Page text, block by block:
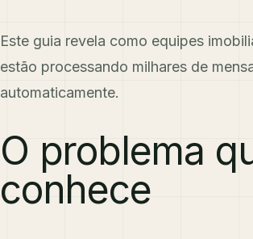
Este guia revela como equipes
estão processando milhares de
automaticamente.
O problema
conhece